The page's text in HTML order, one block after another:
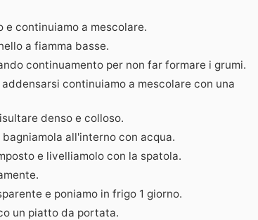
e continuiamo a mescolare.
a fiamma basse.
continuamento per non far formare i grumi.
continuiamo a mescolare con una
denso e colloso.
all'interno con acqua.
e livelliamolo con la spatola.
e poniamo in frigo 1 giorno.
un piatto da portata.